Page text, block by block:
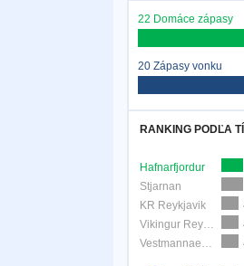
22 Domáce zápasy
20 Zápasy vonku
RANKING PODĽA
Hafnarfjordur
Stjarnan
KR Reykjavik
Vikingur Reykjavik
Vestmannaeyjar